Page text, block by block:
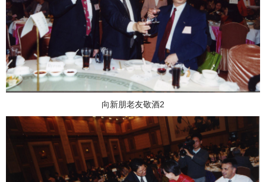
向新朋老友敬酒2